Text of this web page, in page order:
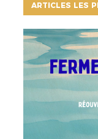
ARTICLES LES